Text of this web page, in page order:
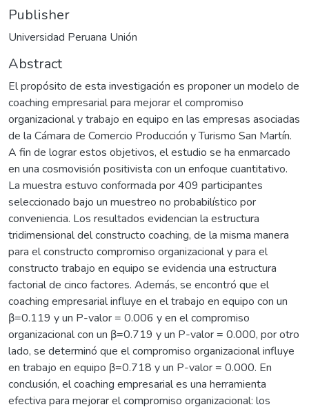
Publisher
Universidad Peruana Unión
Abstract
El propósito de esta investigación es proponer un modelo de
coaching empresarial para mejorar el compromiso
organizacional y trabajo en equipo en las empresas asociadas
de la Cámara de Comercio Producción y Turismo San Martín.
A fin de lograr estos objetivos, el estudio se ha enmarcado
en una cosmovisión positivista con un enfoque cuantitativo.
La muestra estuvo conformada por 409 participantes
seleccionado bajo un muestreo no probabilístico por
conveniencia. Los resultados evidencian la estructura
tridimensional del constructo coaching, de la misma manera
para el constructo compromiso organizacional y para el
constructo trabajo en equipo se evidencia una estructura
factorial de cinco factores. Además, se encontró que el
coaching empresarial influye en el trabajo en equipo con un
β=0.119 y un P-valor = 0.006 y en el compromiso
organizacional con un β=0.719 y un P-valor = 0.000, por otro
lado, se determinó que el compromiso organizacional influye
en trabajo en equipo β=0.718 y un P-valor = 0.000. En
conclusión, el coaching empresarial es una herramienta
efectiva para mejorar el compromiso organizacional: los